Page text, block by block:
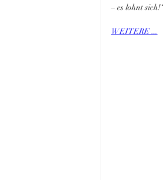
– es lohnt
WEITERE ...